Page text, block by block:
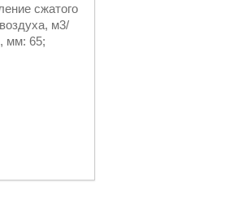
сжатого
м3/
мм: 65;